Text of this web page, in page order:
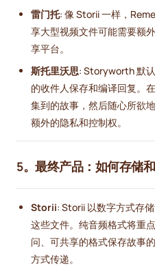
雷门托: 像 Storii 一样，
享大型视频文件可能需要额
享平台。
斯托里沃思: Storyworth 默
的收件人保存和编译回复。
集到的故事，然后随心所欲
额外的隐私和控制权。
5。最终产品：如何存储
Storii: Storii 以数字方式存
这些文件。纯音频格式将重
问、可共享的格式保存故事
方式传递。